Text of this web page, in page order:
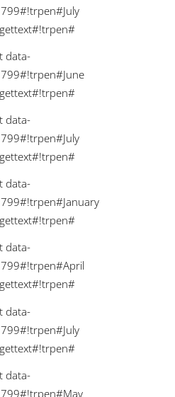
data-
data-
data-
data-
data-
data-